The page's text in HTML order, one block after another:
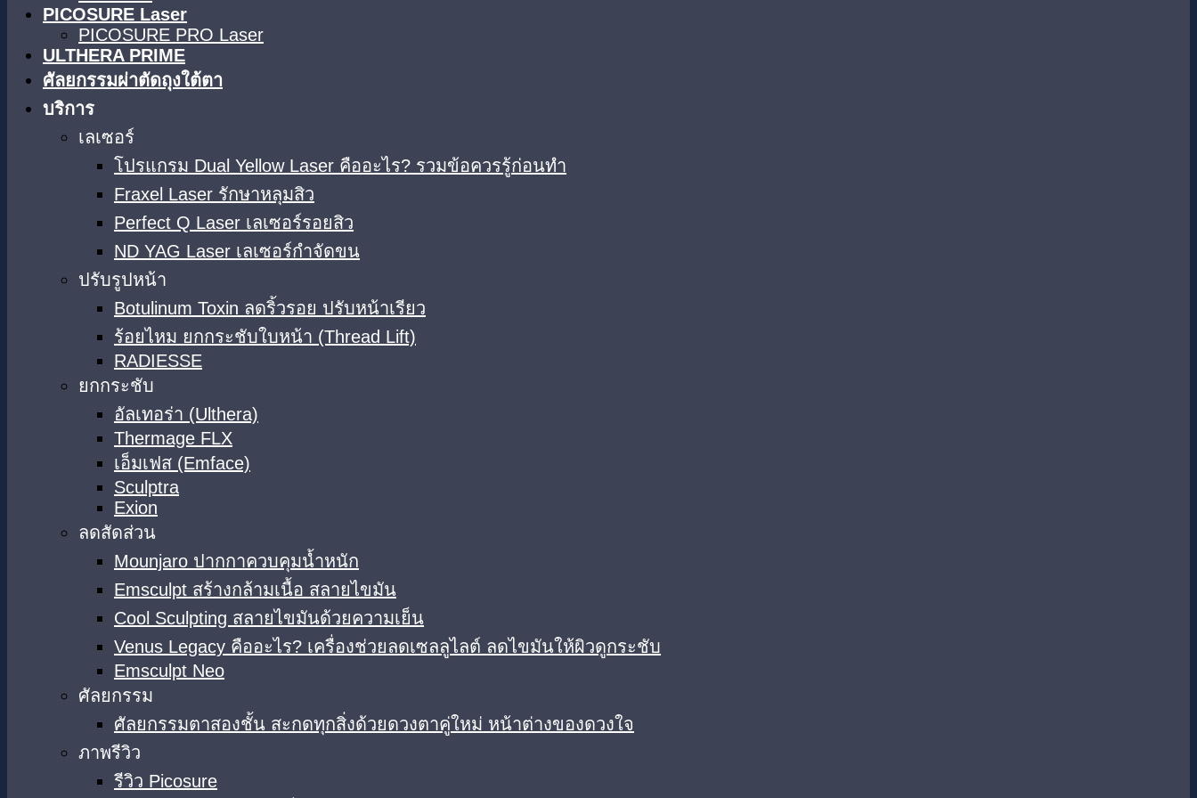
PICOSURE Laser
PICOSURE PRO Laser
ULTHERA PRIME
ศัลยกรรมผ่าตัดถุงใต้ตา
บริการ
เลเซอร์
โปรแกรม Dual Yellow Laser คืออะไร? รวมข้อควรรู้ก่อนทำ
Fraxel Laser รักษาหลุมสิว
Perfect Q Laser เลเซอร์รอยสิว
ND YAG Laser เลเซอร์กำจัดขน
ปรับรูปหน้า
Botulinum Toxin ลดริ้วรอย ปรับหน้าเรียว
ร้อยไหม ยกกระชับใบหน้า (Thread Lift)
RADIESSE
ยกกระชับ
อัลเทอร่า (Ulthera)
Thermage FLX
เอ็มเฟส (Emface)
Sculptra
Exion
ลดสัดส่วน
Mounjaro ปากกาควบคุมน้ำหนัก
Emsculpt สร้างกล้ามเนื้อ สลายไขมัน
Cool Sculpting สลายไขมันด้วยความเย็น
Venus Legacy คืออะไร? เครื่องช่วยลดเซลลูไลต์ ลดไขมันให้ผิวดูกระชับ
Emsculpt Neo
ศัลยกรรม
ศัลยกรรมตาสองชั้น สะกดทุกสิ่งด้วยดวงตาคู่ใหม่ หน้าต่างของดวงใจ
ภาพรีวิว
รีวิว Picosure